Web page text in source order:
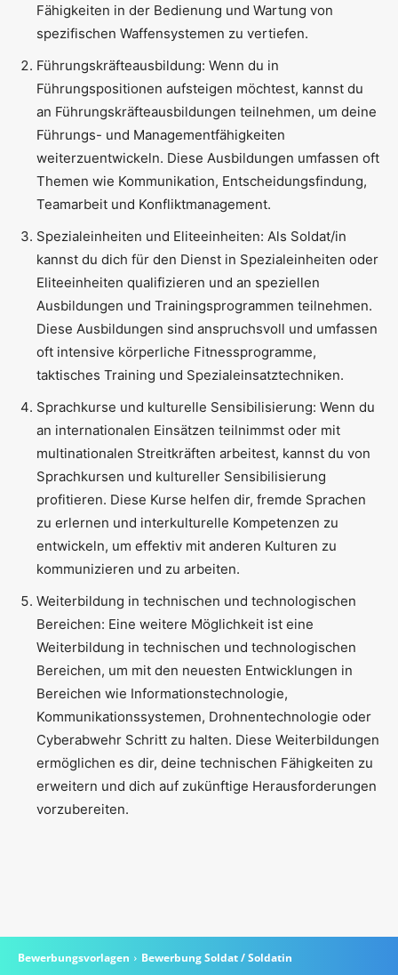
Fähigkeiten in der Bedienung und Wartung von
spezifischen Waffensystemen zu vertiefen.
Führungskräfteausbildung: Wenn du in
Führungspositionen aufsteigen möchtest, kannst du
an Führungskräfteausbildungen teilnehmen, um deine
Führungs- und Managementfähigkeiten
weiterzuentwickeln. Diese Ausbildungen umfassen oft
Themen wie Kommunikation, Entscheidungsfindung,
Teamarbeit und Konfliktmanagement.
Spezialeinheiten und Eliteeinheiten: Als Soldat/in
kannst du dich für den Dienst in Spezialeinheiten oder
Eliteeinheiten qualifizieren und an speziellen
Ausbildungen und Trainingsprogrammen teilnehmen.
Diese Ausbildungen sind anspruchsvoll und umfassen
oft intensive körperliche Fitnessprogramme,
taktisches Training und Spezialeinsatztechniken.
Sprachkurse und kulturelle Sensibilisierung: Wenn du
an internationalen Einsätzen teilnimmst oder mit
multinationalen Streitkräften arbeitest, kannst du von
Sprachkursen und kultureller Sensibilisierung
profitieren. Diese Kurse helfen dir, fremde Sprachen
zu erlernen und interkulturelle Kompetenzen zu
entwickeln, um effektiv mit anderen Kulturen zu
kommunizieren und zu arbeiten.
Weiterbildung in technischen und technologischen
Bereichen: Eine weitere Möglichkeit ist eine
Weiterbildung in technischen und technologischen
Bereichen, um mit den neuesten Entwicklungen in
Bereichen wie Informationstechnologie,
Kommunikationssystemen, Drohnentechnologie oder
Cyberabwehr Schritt zu halten. Diese Weiterbildungen
ermöglichen es dir, deine technischen Fähigkeiten zu
erweitern und dich auf zukünftige Herausforderungen
vorzubereiten.
Bewerbungsvorlagen Bewerbung Soldat / Soldatin